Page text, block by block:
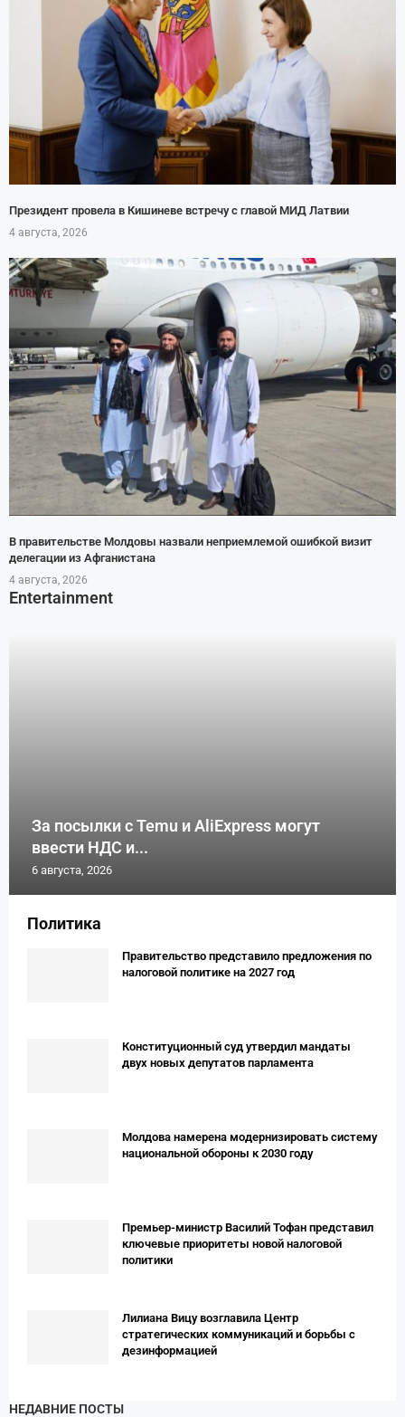
Президент провела в Кишиневе встречу с главой МИД Латвии
4 августа, 2026
В правительстве Молдовы назвали неприемлемой ошибкой визит
делегации из Афганистана
4 августа, 2026
Entertainment
За посылки с Temu и AliExpress могут
ввести НДС и...
6 августа, 2026
Политика
Правительство представило предложения по
налоговой политике на 2027 год
Конституционный суд утвердил мандаты
двух новых депутатов парламента
Молдова намерена модернизировать систему
национальной обороны к 2030 году
Премьер-министр Василий Тофан представил
ключевые приоритеты новой налоговой
политики
Лилиана Вицу возглавила Центр
стратегических коммуникаций и борьбы с
дезинформацией
НЕДАВНИЕ ПОСТЫ